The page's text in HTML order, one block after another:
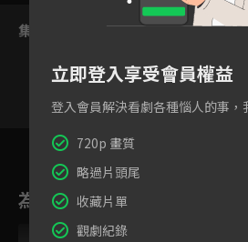
集數列表
2
為您推薦
立即登入享受會員權益
登入會員解決看劇各種惱人的事，
720p 畫質
略過片頭尾
收藏片單
觀劇紀錄